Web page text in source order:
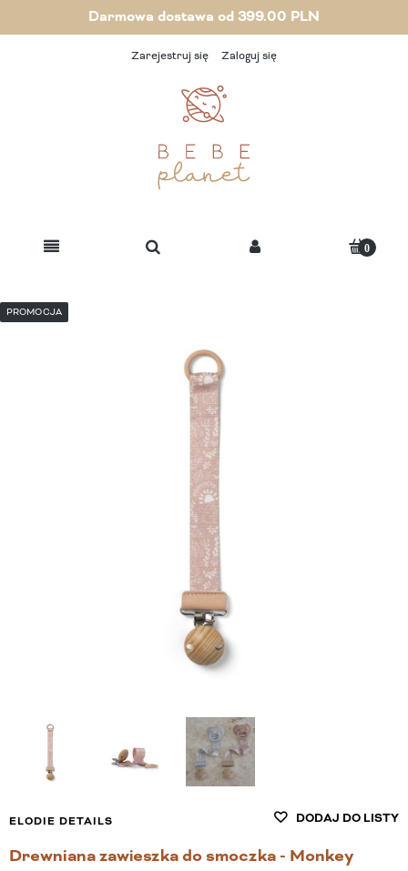
Darmowa dostawa od 399.00 PLN
Zarejestruj się Zaloguj się
PROMOCJA
DODAJ DO LISTY
ELODIE DETAILS
Drewniana zawieszka do smoczka - Monkey